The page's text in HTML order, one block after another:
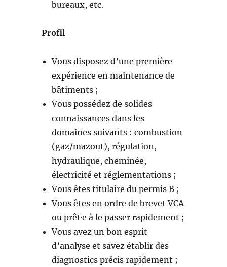
bureaux, etc.
Profil
Vous disposez d’une première
expérience en maintenance de
bâtiments ;
Vous possédez de solides
connaissances dans les
domaines suivants : combustion
(gaz/mazout), régulation,
hydraulique, cheminée,
électricité et réglementations ;
Vous êtes titulaire du permis B ;
Vous êtes en ordre de brevet VCA
ou prêt·e à le passer rapidement ;
Vous avez un bon esprit
d’analyse et savez établir des
diagnostics précis rapidement ;